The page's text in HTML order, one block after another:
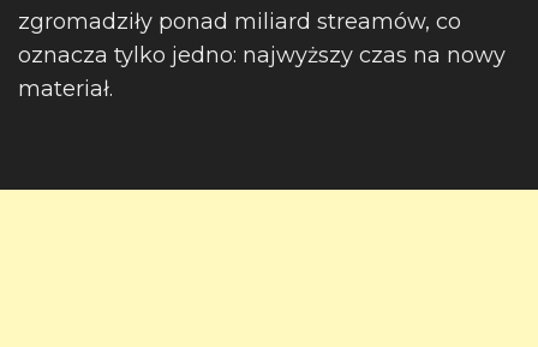
zgromadziły ponad miliard streamów, co
oznacza tylko jedno: najwyższy czas na nowy
materiał.